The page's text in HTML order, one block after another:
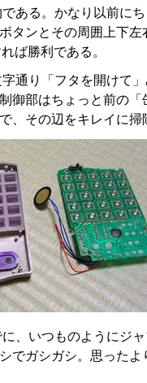
ある。かなり以前に
ンとその周囲上下左
ば勝利である。
通り「フタを開けて
御部はちょっと前の
その辺をキレイに
、いつものようにジ
ガシガシ。思った